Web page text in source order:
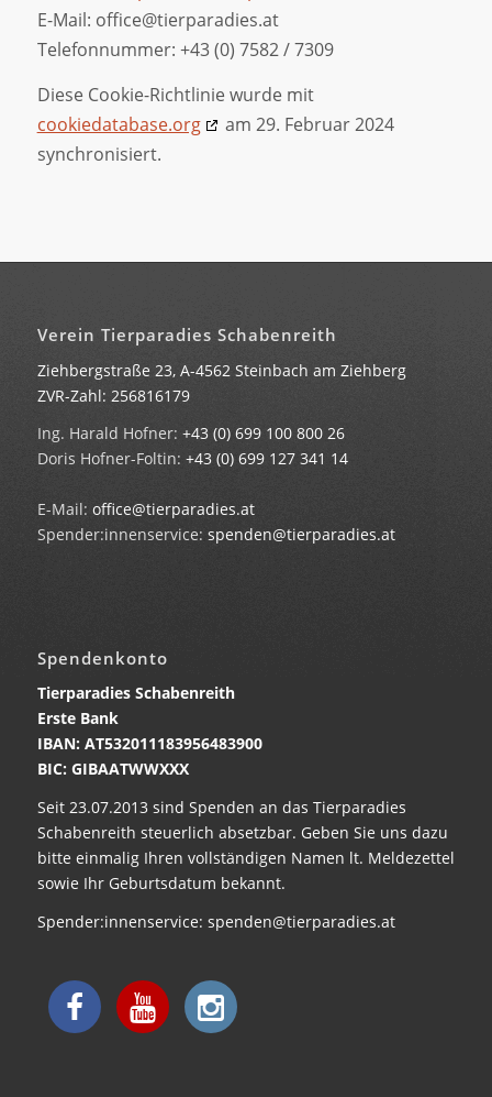
E-Mail: office@tierparadies.at
Telefonnummer: +43 (0) 7582 / 7309
Diese Cookie-Richtlinie wurde mit
cookiedatabase.org
am 29. Februar 2024
synchronisiert.
Verein Tierparadies Schabenreith
Ziehbergstraße 23, A-4562 Steinbach am Ziehberg
ZVR-Zahl: 256816179
Ing. Harald Hofner: +43 (0) 699 100 800 26
Doris Hofner-Foltin: +43 (0) 699 127 341 14
E-Mail: office@tierparadies.at
Spender:innenservice: spenden@tierparadies.at
Spendenkonto
Tierparadies Schabenreith
Erste Bank
IBAN: AT532011183956483900
BIC: GIBAATWWXXX
Seit 23.07.2013 sind Spenden an das Tierparadies
Schabenreith steuerlich absetzbar. Geben Sie uns dazu
bitte einmalig Ihren vollständigen Namen lt. Meldezettel
sowie Ihr Geburtsdatum bekannt.
Spender:innenservice: spenden@tierparadies.at